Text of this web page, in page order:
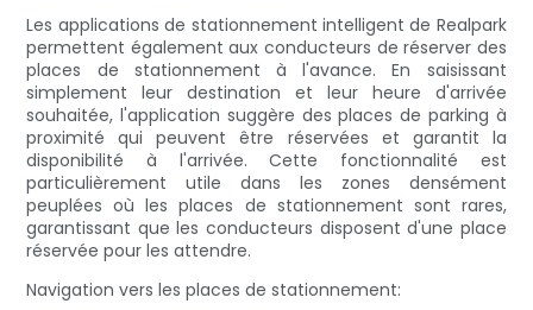
Les applications de stationnement intelligent de Realpark
permettent également aux conducteurs de réserver des
places de stationnement à l'avance. En saisissant
simplement leur destination et leur heure d'arrivée
souhaitée, l'application suggère des places de parking à
proximité qui peuvent être réservées et garantit la
disponibilité à l'arrivée. Cette fonctionnalité est
particulièrement utile dans les zones densément
peuplées où les places de stationnement sont rares,
garantissant que les conducteurs disposent d'une place
réservée pour les attendre.
Navigation vers les places de stationnement: